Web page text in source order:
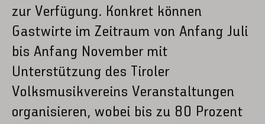
zur Verfügung. Konkret können
Gastwirte im Zeitraum von Anfang Juli
bis Anfang November mit
Unterstützung des Tiroler
Volksmusikvereins Veranstaltungen
organisieren, wobei bis zu 80 Prozent